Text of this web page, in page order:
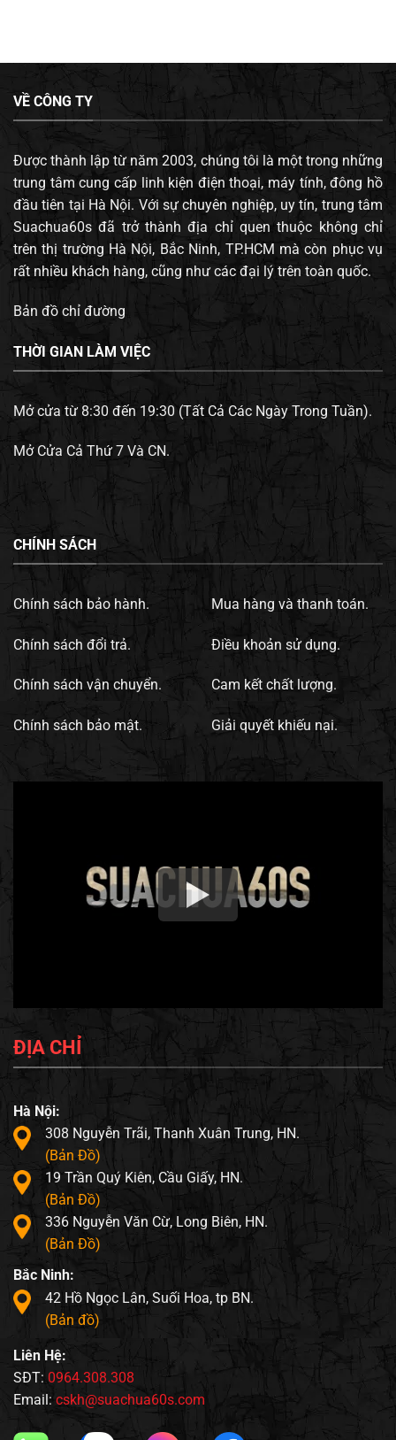
VỀ CÔNG TY
Được thành lập từ năm 2003, chúng tôi là một trong những
trung tâm cung cấp linh kiện điện thoại, máy tính, đông hồ
đầu tiên tại Hà Nội. Với sự chuyên nghiệp, uy tín, trung tâm
Suachua60s đã trở thành địa chỉ quen thuộc không chỉ
trên thị trường Hà Nội, Bắc Ninh, TP.HCM mà còn phục vụ
rất nhiều khách hàng, cũng như các đại lý trên toàn quốc.
Bản đồ chỉ đường
THỜI GIAN LÀM VIỆC
Mở cửa từ 8:30 đến 19:30 (Tất Cả Các Ngày Trong Tuần).
Mở Cửa Cả Thứ 7 Và CN.
CHÍNH SÁCH
Chính sách bảo hành.
Chính sách đổi trả.
Chính sách vận chuyển.
Chính sách bảo mật.
Mua hàng và thanh toán.
Điều khoản sử dụng.
Cam kết chất lượng.
Giải quyết khiếu nại.
ĐỊA CHỈ
Hà Nội:
308 Nguyễn Trãi, Thanh Xuân Trung, HN.
(Bản Đồ)
19 Trần Quý Kiên, Cầu Giấy, HN.
(Bản Đồ)
336 Nguyễn Văn Cừ, Long Biên, HN.
(Bản Đồ)
Bắc Ninh:
42 Hồ Ngọc Lân, Suối Hoa, tp BN.
(Bản đồ)
Liên Hệ:
SĐT: 0964.308.308
Email: cskh@suachua60s.com